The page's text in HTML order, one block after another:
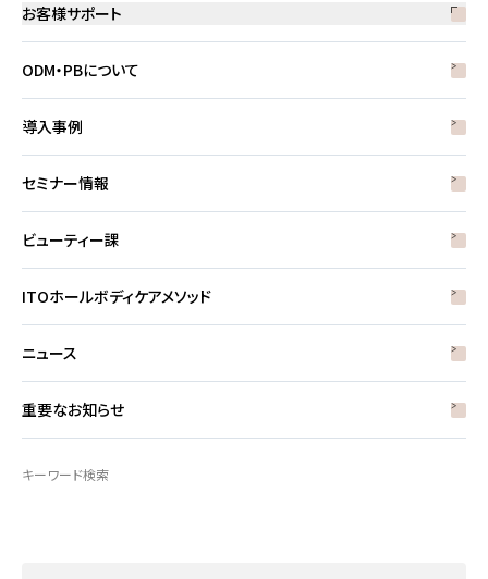
キーワード検索
お客様サポート
修理対応案内
よくあるご質問
ODM・PBについて
導入事例
セミナー情報
ビューティー課
ITOホールボディケアメソッド
ニュース
重要なお知らせ